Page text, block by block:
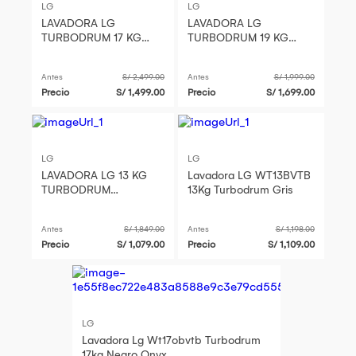
LG
LAVADORA LG
TURBODRUM 17 KG
WT17OBVTB
Antes S/ 2,499.00
Precio S/ 1,499.00
LG
LAVADORA LG
TURBODRUM 19 KG
WT19BVTB Negro Claro
Antes S/ 1,999.00
Precio S/ 1,699.00
LG
LAVADORA LG 13 KG
TURBODRUM
Antes S/ 1,849.00
Precio S/ 1,079.00
LG
Lavadora LG WT13BVTB
13Kg Turbodrum Gris
Antes S/ 1,198.00
Precio S/ 1,109.00
LG
Lavadora Lg Wt17obvtb Turbodrum